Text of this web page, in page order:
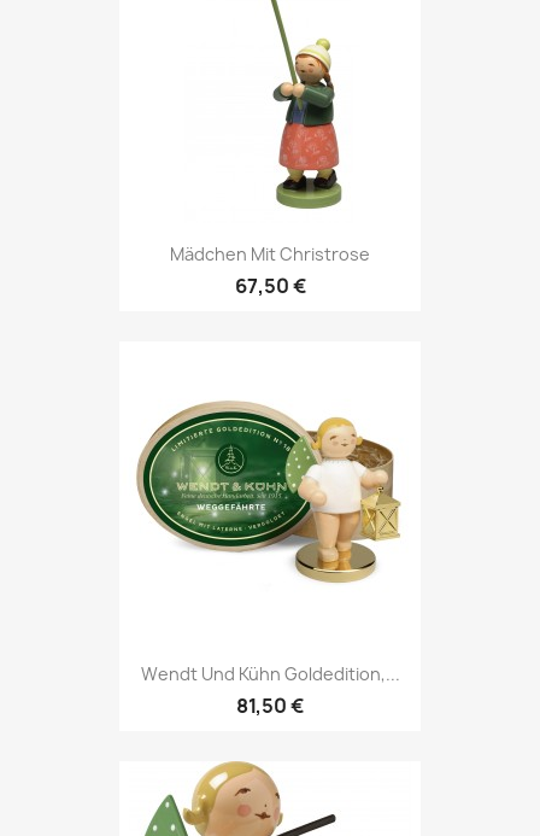
Mädchen Mit Christrose
67,50 €
Wendt Und Kühn Goldedition,...
81,50 €